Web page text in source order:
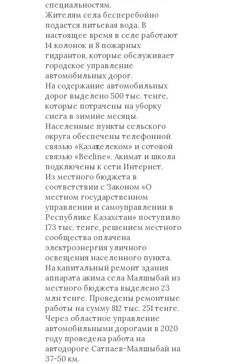
специальностям.
Жителям села бесперебойно
подается питьевая вода. В
настоящее время в селе работают
14 колонок и 8 пожарных
гидрантов, которые обслуживает
городское управление
автомобильных дорог.
На содержание автомобильных
дорог выделено 500 тыс. тенге,
которые потрачены на уборку
снега в зимние месяцы.
Населенные пункты сельского
округа обеспечены телефонной
связью «Қазақтелеком» и сотовой
связью «Beeline». Акимат и школа
подключены к сети Интернет.
Из местного бюджета в
соответствии с Законом «О
местном государственном
управлении и самоуправлении в
Республике Казахстан» поступило
173 тыс. тенге, решением местного
сообщества оплачена
электроэнергия уличного
освещения населенного пункта.
На капитальный ремонт здания
аппарата акима села Малшыбай из
местного бюджета выделено 23
млн тенге. Проведены ремонтные
работы на сумму 812 тыс. 251 тенге.
Через областное управление
автомобильными дорогами в 2020
году проведена работа на
автодороге Сатпаев-Малшыбай на
37-50 км.